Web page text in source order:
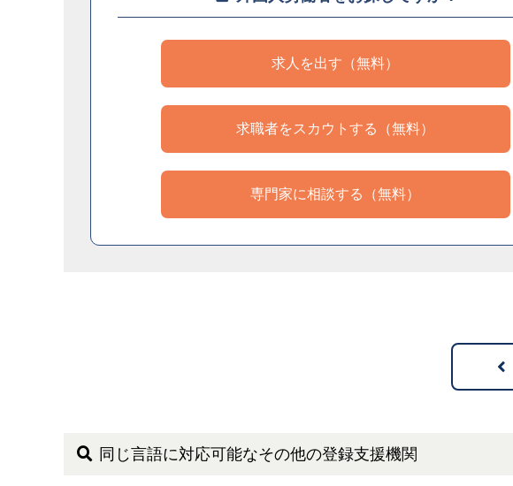
求人を出す（無料）
求職者をスカウトする（無料）
専門家に相談する（無料）
同じ言語に対応可能なその他の登録支援機関